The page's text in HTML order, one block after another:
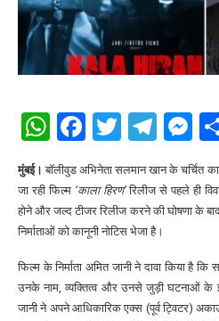
WhatsApp
Facebook
Twitter
मुंबई। बॉलीवुड अभिनेता सलमान खान के चर्चित
जा रही फिल्म ‘काला हिरण’रिलीज से पहले ही
होने और जल्द टीजर रिलीज करने की घोषणा के
निर्माताओं को कानूनी नोटिस भेजा है।
फिल्म के निर्माता अमित जानी ने दावा किया है
उनके नाम, व्यक्तित्व और उनसे जुड़ी घटनाओं के
जानी ने अपने आधिकारिक एक्स (पूर्व ट्विटर)